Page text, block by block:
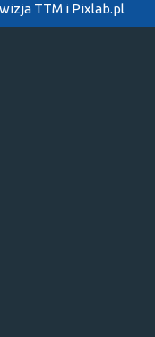
TTM i Pixlab.pl